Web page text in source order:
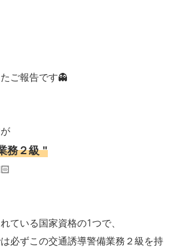
ご報告です👻
務２級 "
ている国家資格の1つで、
必ずこの交通誘導警備業務２級を持